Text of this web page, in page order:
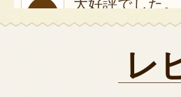
大好評でした。
レ